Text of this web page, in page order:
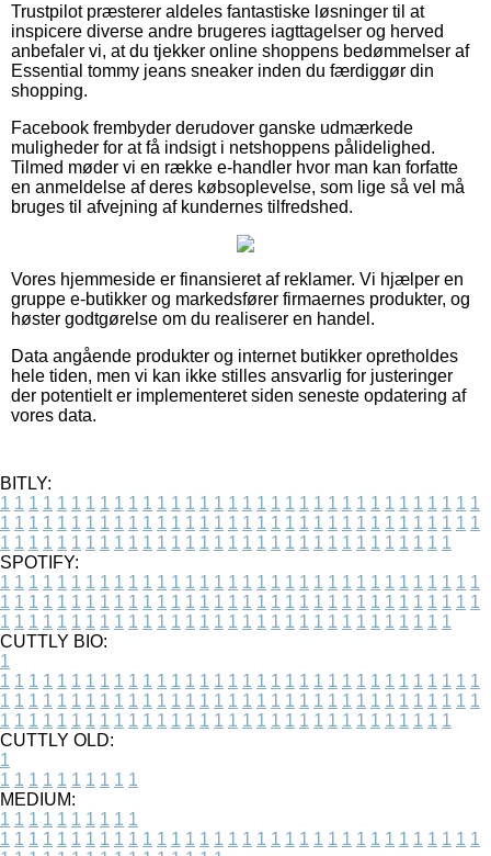
Trustpilot præsterer aldeles fantastiske løsninger til at
inspicere diverse andre brugeres iagttagelser og herved
anbefaler vi, at du tjekker online shoppens bedømmelser af
Essential tommy jeans sneaker inden du færdiggør din
shopping.
Facebook frembyder derudover ganske udmærkede
muligheder for at få indsigt i netshoppens pålidelighed.
Tilmed møder vi en række e-handler hvor man kan forfatte
en anmeldelse af deres købsoplevelse, som lige så vel må
bruges til afvejning af kundernes tilfredshed.
Vores hjemmeside er finansieret af reklamer. Vi hjælper en
gruppe e-butikker og markedsfører firmaernes produkter, og
høster godtgørelse om du realiserer en handel.
Data angående produkter og internet butikker opretholdes
hele tiden, men vi kan ikke stilles ansvarlig for justeringer
der potentielt er implementeret siden seneste opdatering af
vores data.
BITLY:
1 1 1 1 1 1 1 1 1 1 1 1 1 1 1 1 1 1 1 1 1 1 1 1 1 1 1 1 1 1 1 1 1 1
1 1 1 1 1 1 1 1 1 1 1 1 1 1 1 1 1 1 1 1 1 1 1 1 1 1 1 1 1 1 1 1 1 1
1 1 1 1 1 1 1 1 1 1 1 1 1 1 1 1 1 1 1 1 1 1 1 1 1 1 1 1 1 1 1 1
SPOTIFY:
1 1 1 1 1 1 1 1 1 1 1 1 1 1 1 1 1 1 1 1 1 1 1 1 1 1 1 1 1 1 1 1 1 1
1 1 1 1 1 1 1 1 1 1 1 1 1 1 1 1 1 1 1 1 1 1 1 1 1 1 1 1 1 1 1 1 1 1
1 1 1 1 1 1 1 1 1 1 1 1 1 1 1 1 1 1 1 1 1 1 1 1 1 1 1 1 1 1 1 1
CUTTLY BIO:
1
1 1 1 1 1 1 1 1 1 1 1 1 1 1 1 1 1 1 1 1 1 1 1 1 1 1 1 1 1 1 1 1 1 1
1 1 1 1 1 1 1 1 1 1 1 1 1 1 1 1 1 1 1 1 1 1 1 1 1 1 1 1 1 1 1 1 1 1
1 1 1 1 1 1 1 1 1 1 1 1 1 1 1 1 1 1 1 1 1 1 1 1 1 1 1 1 1 1 1 1
CUTTLY OLD:
1
1 1 1 1 1 1 1 1 1 1
MEDIUM:
1 1 1 1 1 1 1 1 1 1
1 1 1 1 1 1 1 1 1 1 1 1 1 1 1 1 1 1 1 1 1 1 1 1 1 1 1 1 1 1 1 1 1 1